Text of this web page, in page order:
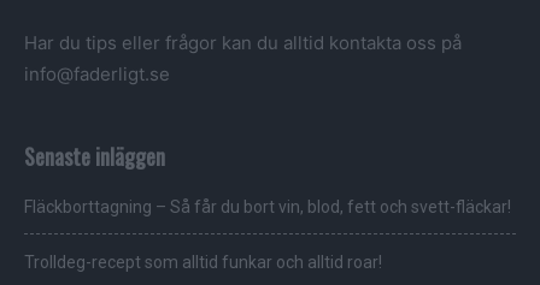
Har du tips eller frågor kan du alltid kontakta oss på
info@faderligt.se
Senaste inläggen
Fläckborttagning – Så får du bort vin, blod, fett och svett-fläckar!
Trolldeg-recept som alltid funkar och alltid roar!